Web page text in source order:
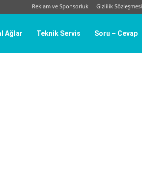
Reklam ve Sponsorluk Gizlilik Sözleşmesi
Ağlar Teknik Servis Soru – Cevap